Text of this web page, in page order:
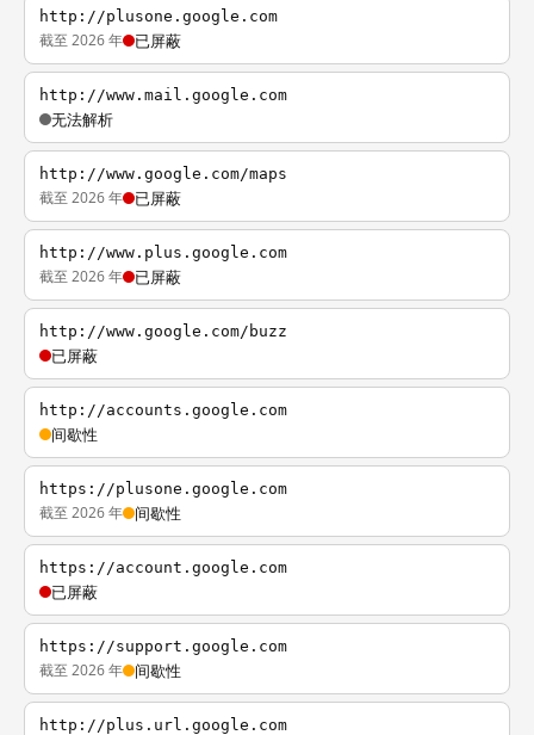
http://plusone.google.com
截至 2026 年 已屏蔽
http://www.mail.google.com
无法解析
http://www.google.com/maps
截至 2026 年 已屏蔽
http://www.plus.google.com
截至 2026 年 已屏蔽
http://www.google.com/buzz
已屏蔽
http://accounts.google.com
间歇性
https://plusone.google.com
截至 2026 年 间歇性
https://account.google.com
已屏蔽
https://support.google.com
截至 2026 年 间歇性
http://plus.url.google.com